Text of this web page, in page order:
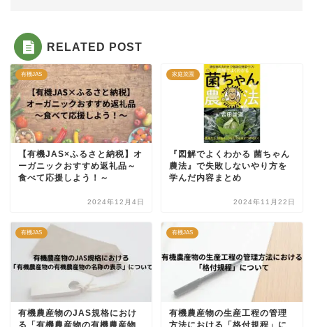
RELATED POST
有機JAS
【有機JAS×ふるさと納税】オ
ーガニックおすすめ返礼品～
食べて応援しよう！～
2024年12月4日
家庭菜園
『図解でよくわかる 菌ちゃん
農法』で失敗しないやり方を
学んだ内容まとめ
2024年11月22日
有機JAS
有機農産物のJAS規格におけ
有機JAS
有機農産物の生産工程の管理